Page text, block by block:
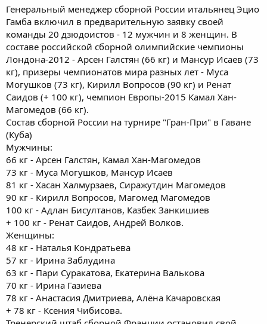
Генеральный менеджер сборной России итальянец Эцио
Гамба включил в предварительную заявку своей
команды 20 дзюдоистов - 12 мужчин и 8 женщин. В
составе российской сборной олимпийские чемпионы
Лондона-2012 - Арсен Галстян (66 кг) и Мансур Исаев (73
кг), призеры чемпионатов мира разных лет - Муса
Могушков (73 кг), Кирилл Вопросов (90 кг) и Ренат
Саидов (+ 100 кг), чемпион Европы-2015 Камал Хан-
Магомедов (66 кг).
Состав сборной России на турнире "Гран-При" в Гаване
(Куба)
Мужчины:
66 кг - Арсен Галстян, Камал Хан-Магомедов
73 кг - Муса Могушков, Мансур Исаев
81 кг - Хасан Халмурзаев, Сиражутдин Магомедов
90 кг - Кирилл Вопросов, Магомед Магомедов
100 кг - Адлан Бисултанов, Казбек Занкишиев
+ 100 кг - Ренат Саидов, Андрей Волков.
Женщины:
48 кг - Наталья Кондратьева
57 кг - Ирина Заблудина
63 кг - Пари Суракатова, Екатерина Валькова
70 кг - Ирина Газиева
78 кг - Анастасия Дмитриева, Алёна Качаровская
+ 78 кг - Ксения Чибисова.